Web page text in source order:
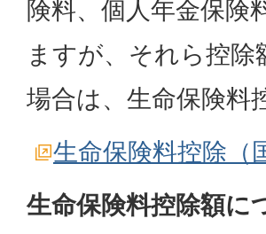
険料、個人年金保険
ますが、それら控
場合は、生命保険料
生命保険料控除（
生命保険料控除額に